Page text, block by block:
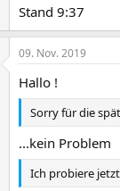
Stand 9:37
09. Nov. 2019
Hallo !
Sorry für die
...kein Problem
Ich probiere